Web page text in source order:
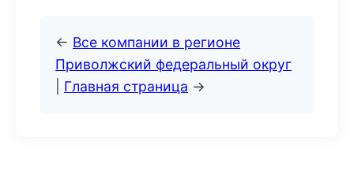
← Все компании в регионе
Приволжский федеральный округ
Главная страница →